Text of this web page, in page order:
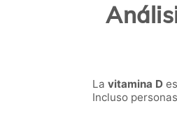
La vitamina D
Incluso